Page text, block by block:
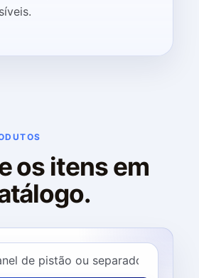
os itens em
em nosso catálogo.